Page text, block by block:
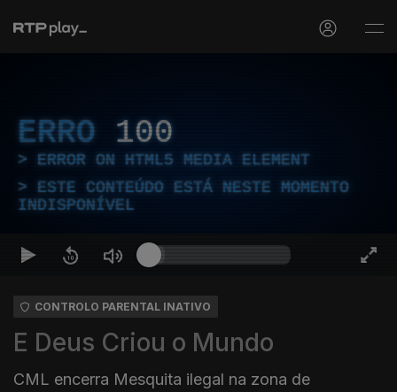
ERRO 100
ERROR ON HTML5 MEDIA ELEMENT
ESTE CONTEÚDO ESTÁ NESTE MOMENTO
INDISPONÍVEL
CONTROLO PARENTAL INATIVO
E Deus Criou o Mundo
CML encerra Mesquita ilegal na zona de